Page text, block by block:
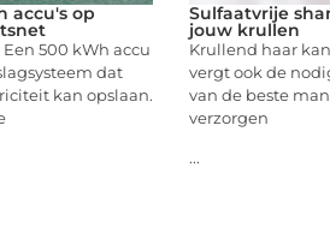
accu's op
500 kWh accu
dat
kan opslaan.
Sulfaatvrije
jouw krullen
Krullend haar
vergt ook de
van de beste
verzorgen
...